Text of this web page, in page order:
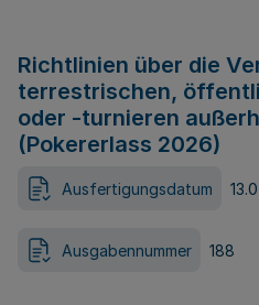
Richtlinien über die
terrestrischen,
oder -turnieren
(Pokererlass 2026)
Ausfertigungsdatum
Ausgabennummer 188